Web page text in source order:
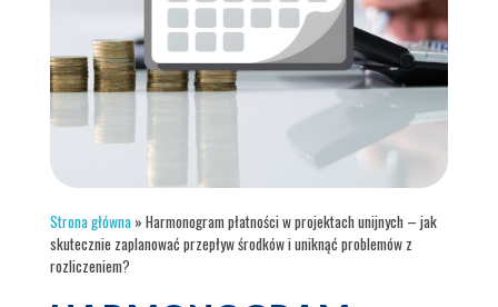
Strona główna » Harmonogram płatności w projektach unijnych – jak
skutecznie zaplanować przepływ środków i uniknąć problemów z
rozliczeniem?